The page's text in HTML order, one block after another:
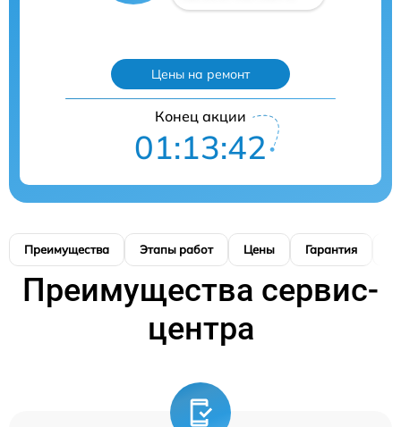
Цены на ремонт
Конец акции
01:13:40
Преимущества Этапы работ Цены Гарантия
Преимущества сервис-
центра